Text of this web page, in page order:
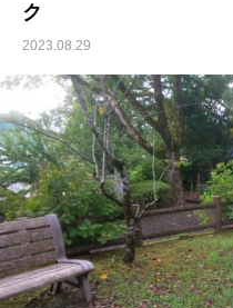
ク
2023.08.29